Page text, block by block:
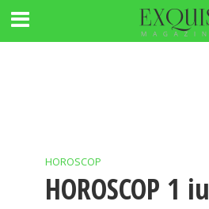
HOROSCOP
HOROSCOP 1